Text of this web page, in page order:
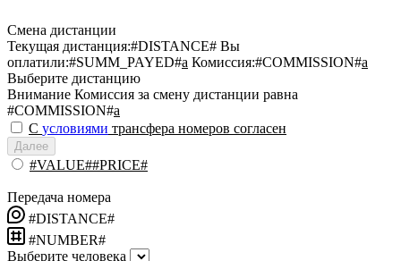
Смена дистанции
Текущая дистанция:#DISTANCE# Вы
оплатили:#SUMM_PAYED#a Комиссия:#COMMISSION#a
Выберите дистанцию
Внимание Комиссия за смену дистанции равна
#COMMISSION#a
С условиями трансфера номеров согласен
Далее
#VALUE##PRICE#
Передача номера
#DISTANCE#
#NUMBER#
Выберите человека